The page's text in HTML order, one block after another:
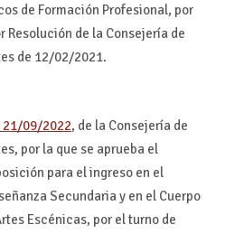
de Formación Profesional, por
Resolución de la Consejería de
de 12/02/2021.
21/09/2022, de la Consejería de
por la que se aprueba el
para el ingreso en el
Secundaria y en el Cuerpo
Escénicas, por el turno de